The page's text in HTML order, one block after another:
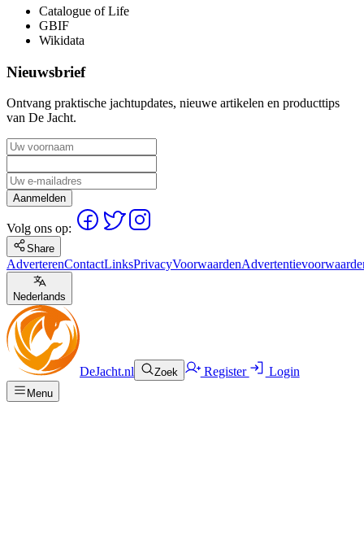
Catalogue of Life
GBIF
Wikidata
Nieuwsbrief
Ontvang praktische jachtupdates, nieuwe artikelen en producttips
van De Jacht.
Aanmelden
Volg ons op:
Share
AdverterenContactLinksPrivacyVoorwaarden
Nederlands
DeJacht.nl Zoek Register Login
Menu